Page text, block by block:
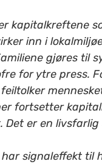
kapitalkreftene
inn i
gjøres til
for ytre press.
fortsetter
Det er en
signaleffekt til